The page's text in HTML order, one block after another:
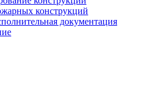
конструкций
документация